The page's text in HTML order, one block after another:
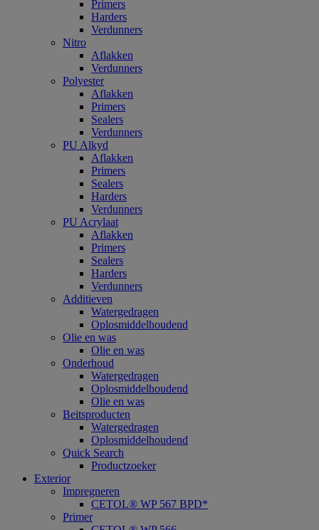
Primers
Harders
Verdunners
Nitro
Aflakken
Verdunners
Polyester
Aflakken
Primers
Sealers
Verdunners
PU Alkyd
Aflakken
Primers
Sealers
Harders
Verdunners
PU Acrylaat
Aflakken
Primers
Sealers
Harders
Verdunners
Additieven
Watergedragen
Oplosmiddelhoudend
Olie en was
Olie en was
Onderhoud
Watergedragen
Oplosmiddelhoudend
Olie en was
Beitsproducten
Watergedragen
Oplosmiddelhoudend
Quick Search
Productzoeker
Exterior
Impregneren
CETOL® WP 567 BPD*
Primer